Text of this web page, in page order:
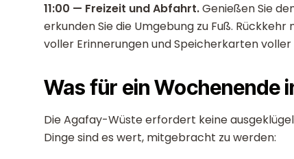
11:00 — Freizeit und Abfahrt.Genießen Sie
erkunden Sie die Umgebung zu Fuß.
voller Erinnerungen und Speicherkarten voller
Was für ein Wochenende
Die Agafay-Wüste erfordert keine
Dinge sind es wert, mitgebracht zu werden: